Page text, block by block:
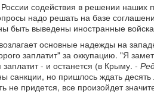
содействия в решении наших
надо решать на базе
быть выведены иностранные
основные надежды на
заплатит" за оккупацию. "Я
- и останется (в Крыму. -
санкции, но пришлось ждать
не придется, все произойдет